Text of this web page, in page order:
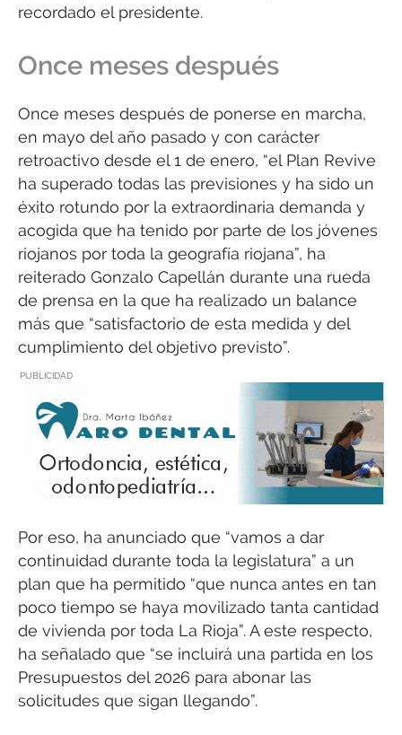
recordado el presidente.
Once meses después
Once meses después de ponerse en marcha,
en mayo del año pasado y con carácter
retroactivo desde el 1 de enero, “el Plan Revive
ha superado todas las previsiones y ha sido un
éxito rotundo por la extraordinaria demanda y
acogida que ha tenido por parte de los jóvenes
riojanos por toda la geografía riojana”, ha
reiterado Gonzalo Capellán durante una rueda
de prensa en la que ha realizado un balance
más que “satisfactorio de esta medida y del
cumplimiento del objetivo previsto”.
PUBLICIDAD
Por eso, ha anunciado que “vamos a dar
continuidad durante toda la legislatura” a un
plan que ha permitido “que nunca antes en tan
poco tiempo se haya movilizado tanta cantidad
de vivienda por toda La Rioja”. A este respecto,
ha señalado que “se incluirá una partida en los
Presupuestos del 2026 para abonar las
solicitudes que sigan llegando”.